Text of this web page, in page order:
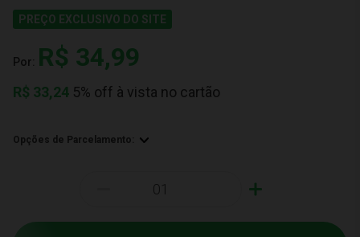
PREÇO EXCLUSIVO DO SITE
Por: R$ 34,99
R$ 33,24 5% off à vista no cartão
Opções de Parcelamento:
+